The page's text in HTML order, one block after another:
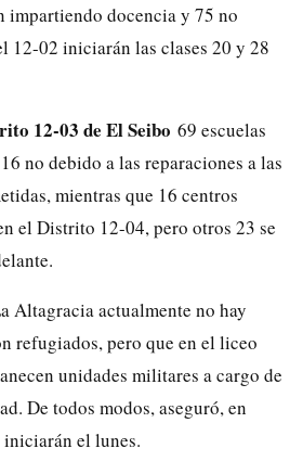
impartiendo docencia y 75 no
12-02 iniciarán las clases 20 y 28
12-03 de El Seibo 69 escuelas
no debido a las reparaciones a las
mientras que 16 centros
el Distrito 12-04, pero otros 23 se
Altagracia actualmente no hay
refugiados, pero que en el liceo
unidades militares a cargo de
De todos modos, aseguró, en
el lunes.